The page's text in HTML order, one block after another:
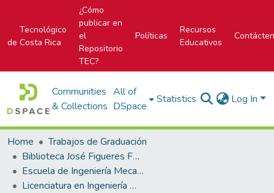
Tecnológico
de Costa Rica
¿Cómo
publicar en
el
Repositorio
TEC?
Políticas
Recursos
Educativos
Communities
& Collections
All of
DSpace
Statistics Log In
Home
Trabajos de Graduación
Biblioteca José Figueres Ferrer
Escuela de Ingeniería Mecatrónica (antes era Área Académica de Ingeniería Mecatrónica)
Licenciatura en Ingeniería Mecatrónica